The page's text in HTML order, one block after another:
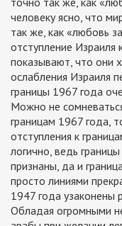
человеку ясно, что
так же, как «любовь
отступление Израиля
показывают, что они
ослабления Израиля
границы 1967 года
Можно не
границам 1967 года,
отступления к
логично, ведь
признаны, да и
просто линиями
1947 года
Обладая огромными